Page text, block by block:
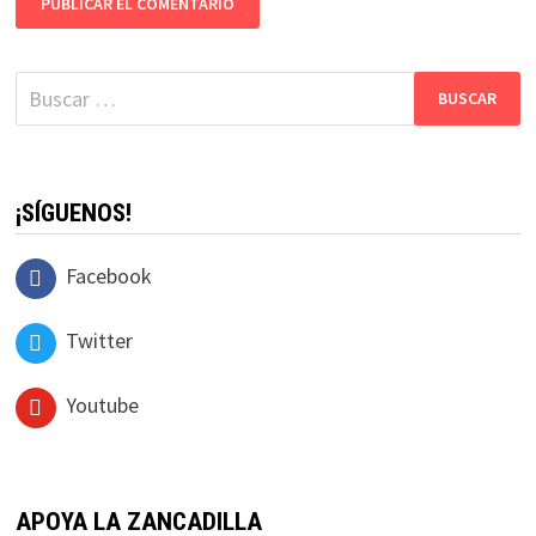
Buscar:
¡SÍGUENOS!
Facebook
Twitter
Youtube
APOYA LA ZANCADILLA